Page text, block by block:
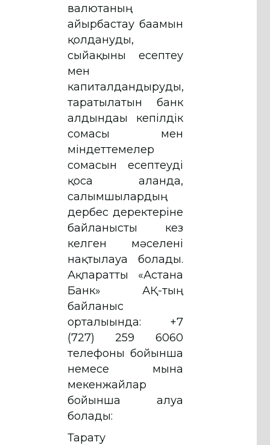
валютаның
айырбастау бағамын
қолдануды,
сыйақыны есептеу
мен
капиталдандыруды,
таратылатын банк
алдындағы кепілдік
сомасы мен
міндеттемелер
сомасын есептеуді
қоса алғанда,
салымшылардың
дербес деректеріне
байланысты кез
келген мәселені
нақтылауға болады.
Ақпаратты «Астана
Банк» АҚ-тың
байланыс
орталығында: +7
(727) 259 6060
телефоны бойынша
немесе мына
мекенжайлар
бойынша алуға
болады:
Тарату